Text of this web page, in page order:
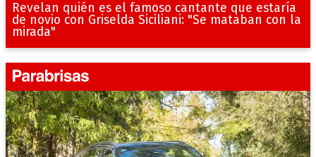
Revelan quién es el famoso cantante que estaría
de novio con Griselda Siciliani: "Se mataban con la
mirada"